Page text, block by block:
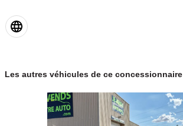
Les autres véhicules de ce concessionnaire